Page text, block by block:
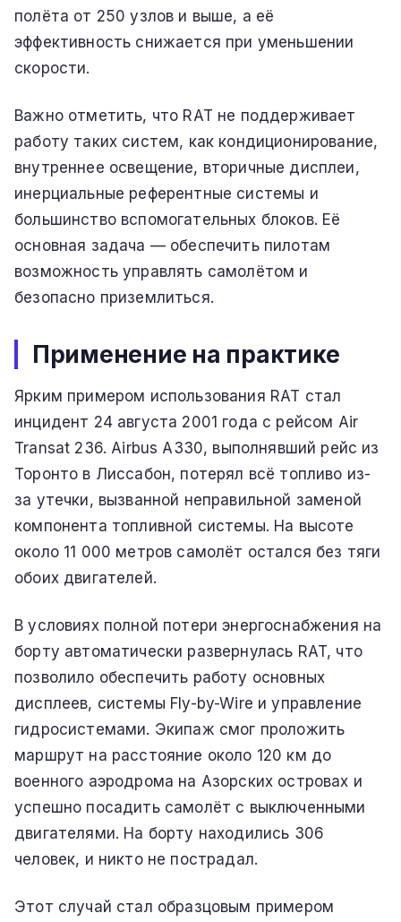
полёта от 250 узлов и выше, а её
эффективность снижается при уменьшении
скорости.
Важно отметить, что RAT не поддерживает
работу таких систем, как кондиционирование,
внутреннее освещение, вторичные дисплеи,
инерциальные референтные системы и
большинство вспомогательных блоков. Её
основная задача — обеспечить пилотам
возможность управлять самолётом и
безопасно приземлиться.
Применение на практике
Ярким примером использования RAT стал
инцидент 24 августа 2001 года с рейсом Air
Transat 236. Airbus A330, выполнявший рейс из
Торонто в Лиссабон, потерял всё топливо из-
за утечки, вызванной неправильной заменой
компонента топливной системы. На высоте
около 11 000 метров самолёт остался без тяги
обоих двигателей.
В условиях полной потери энергоснабжения на
борту автоматически развернулась RAT, что
позволило обеспечить работу основных
дисплеев, системы Fly-by-Wire и управление
гидросистемами. Экипаж смог проложить
маршрут на расстояние около 120 км до
военного аэродрома на Азорских островах и
успешно посадить самолёт с выключенными
двигателями. На борту находились 306
человек, и никто не пострадал.
Этот случай стал образцовым примером